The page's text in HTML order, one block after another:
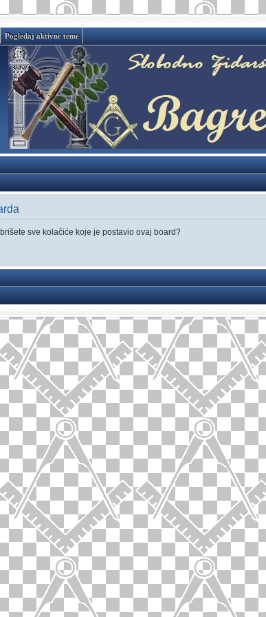
Pogledaj aktivne teme
sve kolačiće koje je postavio ovaj board?